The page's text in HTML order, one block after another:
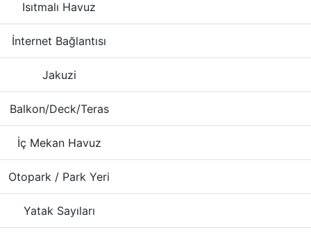
Isıtmalı Havuz
İnternet Bağlantısı
Jakuzi
Balkon/Deck/Teras
İç Mekan Havuz
Otopark / Park Yeri
Yatak Sayıları